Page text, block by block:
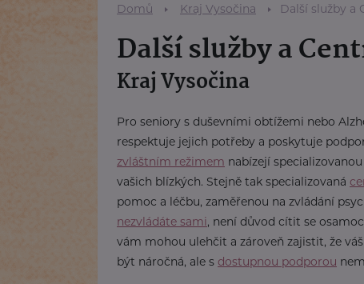
Domů Kraj Vysočina Další služby a
Další služby a
Kraj Vysočina
Pro seniory s duševními obtížemi nebo
respektuje jejich potřeby a poskytuje
zvláštním režimem nabízejí
vašich blízkých. Stejně tak specializovaná
pomoc a léčbu, zaměřenou na zvládání
nezvládáte sami, není důvod cítit se
vám mohou ulehčit a zároveň zajistit, že
být náročná, ale s dostupnou podporou